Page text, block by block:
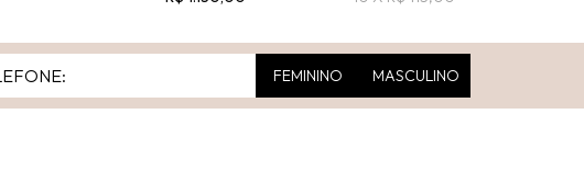
FEMININO MASCULINO